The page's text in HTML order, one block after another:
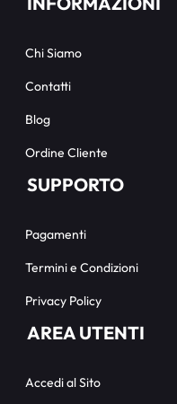
Chi Siamo
Contatti
Blog
Ordine Cliente
SUPPORTO
Pagamenti
Termini e Condizioni
Privacy Policy
AREA UTENTI
Accedi al Sito